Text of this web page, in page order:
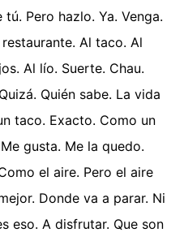
Pero hazlo. Ya. Venga.
Al taco. Al
Al lío. Suerte. Chau.
Quién sabe. La vida
taco. Exacto. Como un
gusta. Me la quedo.
el aire. Pero el aire
Donde va a parar. Ni
eso. A disfrutar. Que son